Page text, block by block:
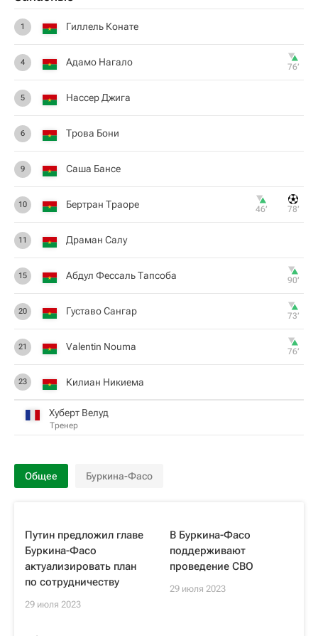
1 Гиллель Конате
4 Адамо Нагало 76‎’‎
5 Нассер Джига
6 Трова Бони
9 Саша Бансе
10 Бертран Траоре 46‎’‎ 78‎’‎
11 Драман Салу
15 Абдул Фессаль Тапсоба 90‎’‎
20 Густаво Сангар 73‎’‎
21 Valentin Nouma 76‎’‎
23 Килиан Никиема
Хуберт Велуд
Тренер
Общее Буркина-Фасо
Путин предложил главе
Буркина-Фасо
актуализировать план
по сотрудничеству
29 июля 2023
В Буркина-Фасо
поддерживают
проведение СВО
29 июля 2023